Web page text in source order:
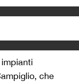
che